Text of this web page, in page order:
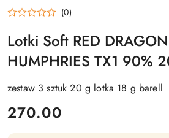
RED
DRAGON (0)
Lotki Soft RED
HUMPHRIES TX1 90%
zestaw 3 sztuk 20 g lotka 18 g barell
cena:
270.00